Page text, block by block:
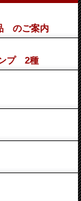
品 のご案内
プ 2種